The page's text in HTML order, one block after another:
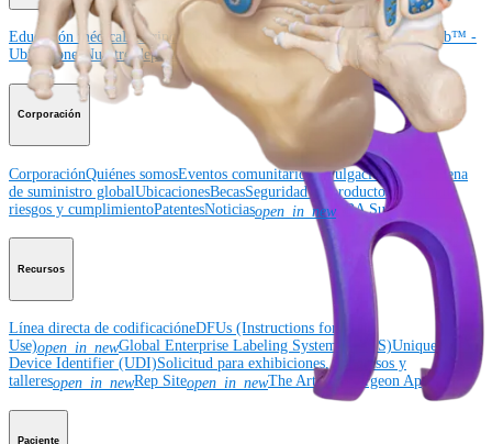
Educación médicaDescripción de cursos Calendario de cursosArthroLab™ -
UbicacionesNuestro departamento de educación médica OrthoPedia
Corporación
CorporaciónQuiénes somosEventos comunitariosDivulgación de la cadena
de suministro globalUbicacionesBecasSeguridad de productosGestión de
riesgos y cumplimientoPatentesNoticiasopen_in_newSBA Support
Recursos
Línea directa de codificacióneDFUs (Instructions for
Use)open_in_newGlobal Enterprise Labeling System (GELS)Unique
Device Identifier (UDI)Solicitud para exhibiciones, congresos y
talleresopen_in_newRep Siteopen_in_newThe Arthrex Surgeon App
Paciente